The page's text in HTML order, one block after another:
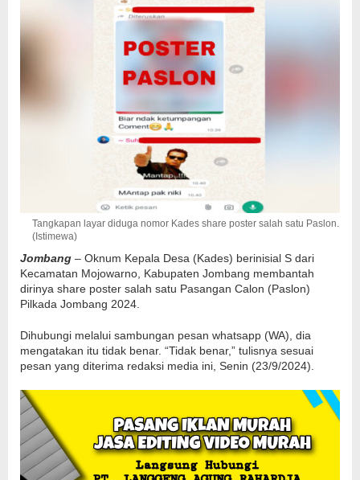
Tangkapan layar diduga nomor Kades share poster salah satu Paslon.
(Istimewa)
Jombang – Oknum Kepala Desa (Kades) berinisial S dari
Kecamatan Mojowarno, Kabupaten Jombang membantah
dirinya share poster salah satu Pasangan Calon (Paslon)
Pilkada Jombang 2024.
Dihubungi melalui sambungan pesan whatsapp (WA), dia
mengatakan itu tidak benar. “Tidak benar,” tulisnya sesuai
pesan yang diterima redaksi media ini, Senin (23/9/2024).